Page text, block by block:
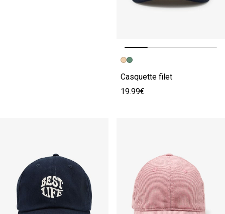
Image précédente
Image suivante
Casquette filet
19.99€